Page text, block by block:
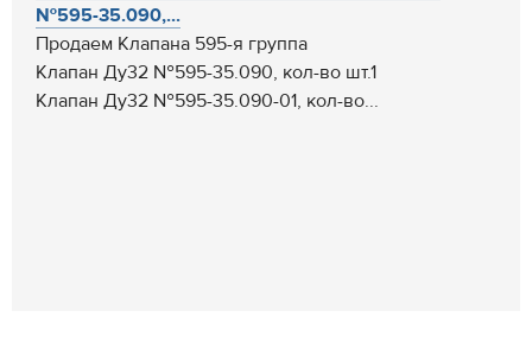
№595-35.090,...
Продаем Клапана 595-я группа
Клапан Ду32 №595-35.090, кол-во шт.1
Клапан Ду32 №595-35.090-01, кол-во...